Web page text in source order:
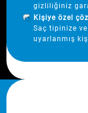
gizliliğiniz
Kişiye özel
Saç tipinize
uyarlanmış